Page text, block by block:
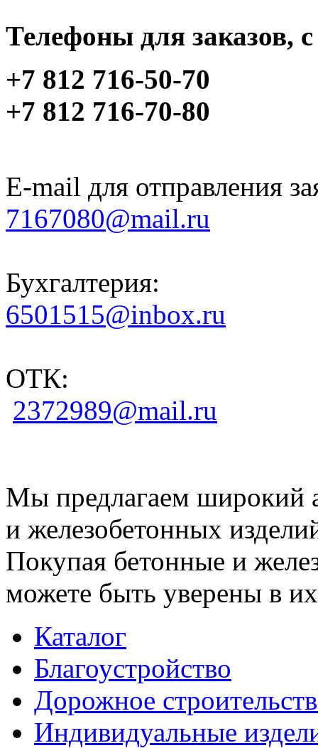
Телефоны для заказов,
+7 812 716-50-70
+7 812 716-70-80
E-mail для отправления
7167080@mail.ru
Бухгалтерия:
6501515@inbox.ru
ОТК:
2372989@mail.ru
Мы предлагаем широкий
и железобетонных
Покупая бетонные и
можете быть уверены в их
Каталог
Благоустройство
Дорожное
Индивидуальные